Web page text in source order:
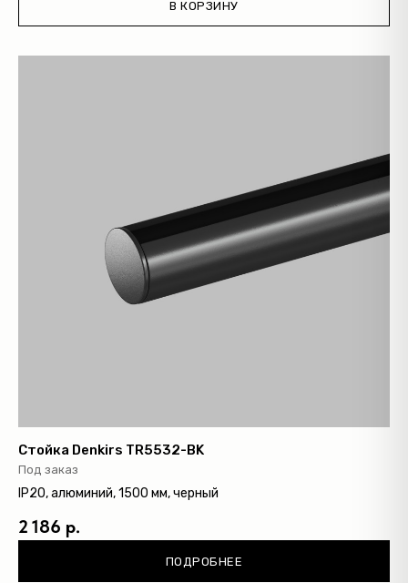
В КОРЗИНУ
Стойка Denkirs TR5532-BK
Под заказ
IP20, алюминий, 1500 мм, черный
2 186 р.
ПОДРОБНЕЕ